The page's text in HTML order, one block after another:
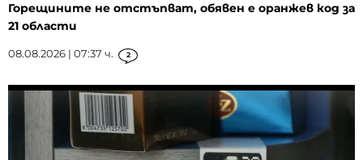
Горещините не отстъпват, обявен е оранжев код за
21 области
08.08.2026 | 07:37 ч. 2